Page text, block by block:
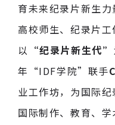
育未来纪录片新生
高校师生、纪录片
以 “纪录片新生代”
年“IDF学院”联手
业工作坊，为国际
国际制作、教育、